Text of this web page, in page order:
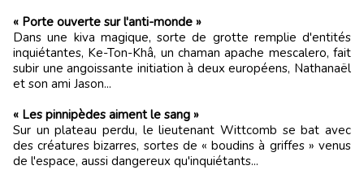
« Porte ouverte sur l'anti-monde »
Dans une kiva magique, sorte de grotte remplie d'entités
inquiétantes, Ke-Ton-Khâ, un chaman apache mescalero, fait
subir une angoissante initiation à deux européens, Nathanaël
et son ami Jason...
« Les pinnipèdes aiment le sang »
Sur un plateau perdu, le lieutenant Wittcomb se bat avec
des créatures bizarres, sortes de « boudins à griffes » venus
de l'espace, aussi dangereux qu'inquiétants...